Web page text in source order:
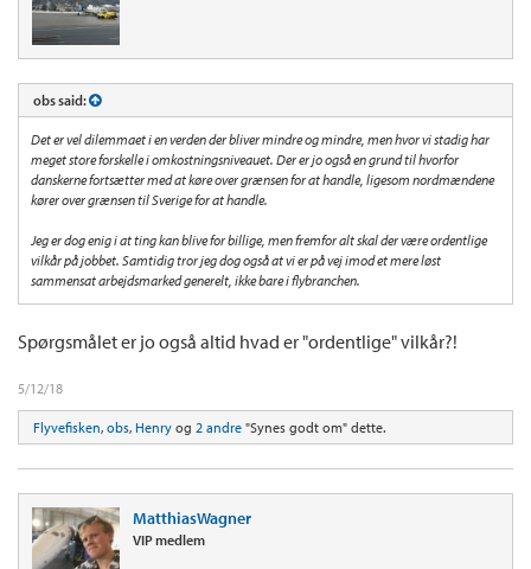
obs said:
Det er vel dilemmaet i en verden der bliver mindre og mindre, men hvor vi stadig har
meget store forskelle i omkostningsniveauet. Der er jo også en grund til hvorfor
danskerne fortsætter med at køre over grænsen for at handle, ligesom nordmændene
kører over grænsen til Sverige for at handle.
Jeg er dog enig i at ting kan blive for billige, men fremfor alt skal der være ordentlige
vilkår på jobbet. Samtidig tror jeg dog også at vi er på vej imod et mere løst
sammensat arbejdsmarked generelt, ikke bare i flybranchen.
Spørgsmålet er jo også altid hvad er "ordentlige" vilkår?!
5/12/18
Flyvefisken, obs, Henry og 2 andre "Synes godt om" dette.
MatthiasWagner
VIP medlem